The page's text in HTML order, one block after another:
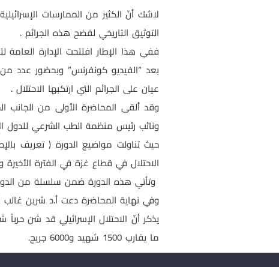
لاشك أنّ الكثير من الممارسات
التوثيق التاريخي لفضح هذه الجرائم .
بعد “الفيديو كونفرنس” وبحضور عدد
عيان على الجرائم التي ارتكبها الاحتلال .
وقد ألقى المحاضرة الأولى من
ونائب رئيس منظمة الطب الشرعي للدول
حيث تناولت مواضيع الدورة ( تعريف
الاحتلال في قطاع غزة في الفترة
وتأتي هذه الدورة ضمن سلسلة من
وفي نهاية المحاضرة دعت أ.د شرين غالب
ما يقارب 1500 شهيد و6000 جريح.